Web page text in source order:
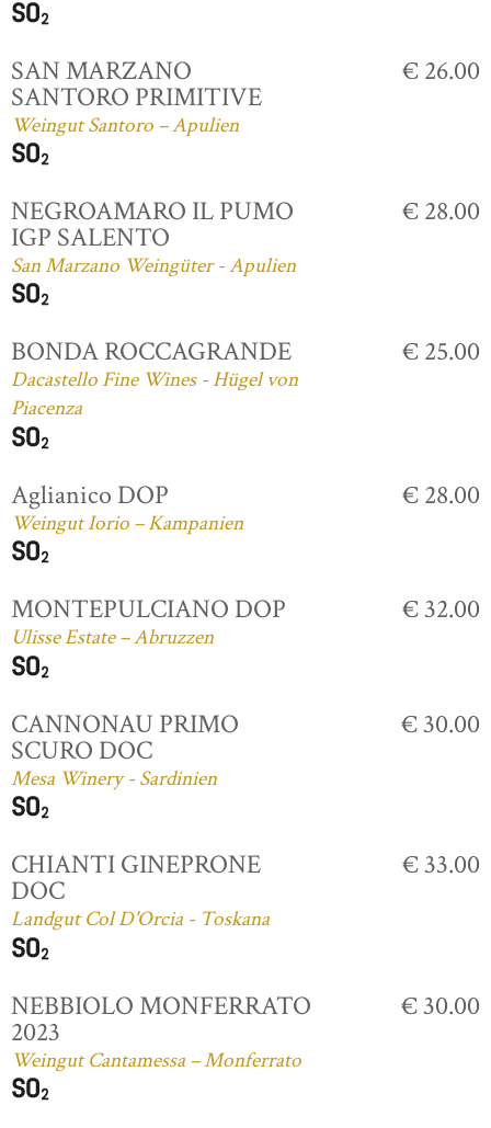
SAN MARZANO
SANTORO PRIMITIVE
Weingut Santoro – Apulien
€ 26.00
NEGROAMARO IL PUMO
IGP SALENTO
San Marzano Weingüter - Apulien
€ 28.00
BONDA ROCCAGRANDE
Dacastello Fine Wines - Hügel von
Piacenza
€ 25.00
Aglianico DOP
Weingut Iorio – Kampanien
€ 28.00
MONTEPULCIANO DOP
Ulisse Estate – Abruzzen
€ 32.00
CANNONAU PRIMO
SCURO DOC
Mesa Winery - Sardinien
€ 30.00
CHIANTI GINEPRONE
DOC
Landgut Col D'Orcia - Toskana
€ 33.00
NEBBIOLO MONFERRATO
2023
Weingut Cantamessa – Monferrato
€ 30.00